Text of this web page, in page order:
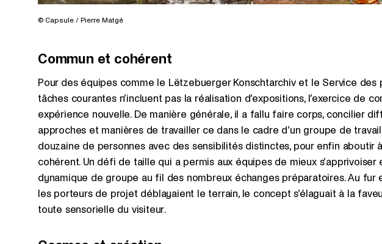
© Capsule / Pierre Matgé
Commun et cohérent
Pour des équipes comme le Lëtzebuerger Konschtarchiv et le Service des
tâches courantes n’incluent pas la réalisation d’expositions, l’exercice de
expérience nouvelle. De manière générale, il a fallu faire corps, concilier
approches et manières de travailler ce dans le cadre d’un groupe de
douzaine de personnes avec des sensibilités distinctes, pour enfin aboutir
cohérent. Un défi de taille qui a permis aux équipes de mieux s’apprivoiser
dynamique de groupe au fil des nombreux échanges préparatoires. Au fur
les porteurs de projet déblayaient le terrain, le concept s’élaguait à la
toute sensorielle du visiteur.